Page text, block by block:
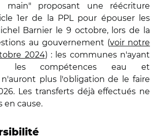
proposant une réécriture
1er de la PPL pour épouser les
Barnier le 9 octobre, lors de la
au gouvernement (voir notre
2024) : les communes n'ayant
les compétences eau et
n'auront plus l'obligation de le faire
Les transferts déjà effectués ne
en cause.